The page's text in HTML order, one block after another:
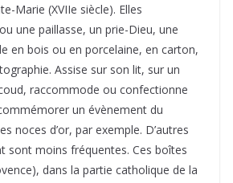
Marie (XVIIe siècle). Elles
une paillasse, un prie-Dieu, une
en bois ou en porcelaine, en carton,
Assise sur son lit, sur un
raccommode ou confectionne
un évènement du
noces d’or, par exemple. D’autres
sont moins fréquentes. Ces boîtes
dans la partie catholique de la